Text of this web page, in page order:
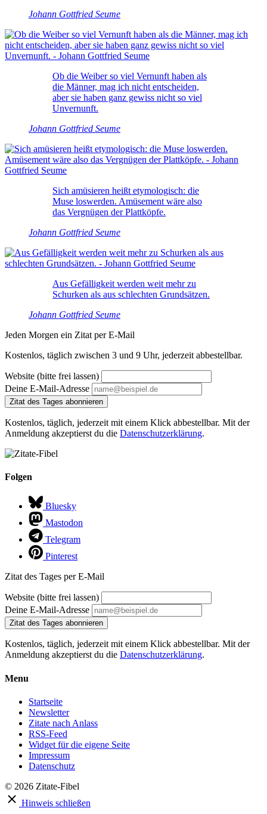
Johann Gottfried Seume
Ob die Weiber so viel Vernunft haben als
die Männer, mag ich nicht entscheiden,
aber sie haben ganz gewiss nicht so viel
Unvernunft.
Johann Gottfried Seume
Sich amüsieren heißt etymologisch: die
Muse loswerden. Amüsement wäre also
das Vergnügen der Plattköpfe.
Johann Gottfried Seume
Aus Gefälligkeit werden weit mehr zu
Schurken als aus schlechten Grundsätzen.
Johann Gottfried Seume
Jeden Morgen ein Zitat per E-Mail
Kostenlos, täglich zwischen 3 und 9 Uhr, jederzeit abbestellbar.
Website (bitte frei lassen)
Deine E-Mail-Adresse
Zitat des Tages abonnieren
Kostenlos, täglich, jederzeit mit einem Klick abbestellbar. Mit der
Anmeldung akzeptierst du die Datenschutzerklärung.
Folgen
Bluesky
Mastodon
Telegram
Pinterest
Zitat des Tages per E-Mail
Website (bitte frei lassen)
Deine E-Mail-Adresse
Zitat des Tages abonnieren
Kostenlos, täglich, jederzeit mit einem Klick abbestellbar. Mit der
Anmeldung akzeptierst du die Datenschutzerklärung.
Menu
Startseite
Newsletter
Zitate nach Anlass
RSS-Feed
Widget für die eigene Seite
Impressum
Datenschutz
© 2026 Zitate-Fibel
Hinweis schließen